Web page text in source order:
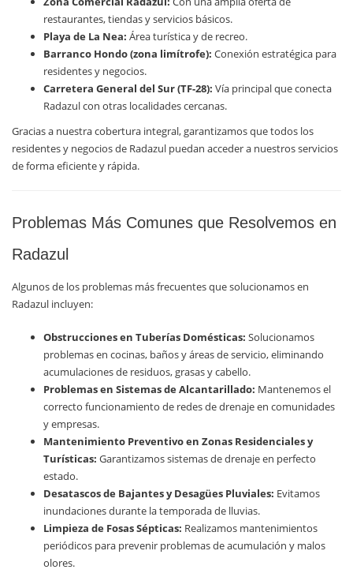
restaurantes, tiendas y servicios básicos.
Playa de La Nea: Área turística y de recreo.
Barranco Hondo (zona limítrofe): Conexión estratégica para
residentes y negocios.
Carretera General del Sur (TF-28): Vía principal que conecta
Radazul con otras localidades cercanas.
Gracias a nuestra cobertura integral, garantizamos que todos los
residentes y negocios de Radazul puedan acceder a nuestros servicios
de forma eficiente y rápida.
Problemas Más Comunes que Resolvemos en
Radazul
Algunos de los problemas más frecuentes que solucionamos en
Radazul incluyen:
Obstrucciones en Tuberías Domésticas: Solucionamos
problemas en cocinas, baños y áreas de servicio, eliminando
acumulaciones de residuos, grasas y cabello.
Problemas en Sistemas de Alcantarillado: Mantenemos el
correcto funcionamiento de redes de drenaje en comunidades
y empresas.
Mantenimiento Preventivo en Zonas Residenciales y
Turísticas: Garantizamos sistemas de drenaje en perfecto
estado.
Desatascos de Bajantes y Desagües Pluviales: Evitamos
inundaciones durante la temporada de lluvias.
Limpieza de Fosas Sépticas: Realizamos mantenimientos
periódicos para prevenir problemas de acumulación y malos
olores.